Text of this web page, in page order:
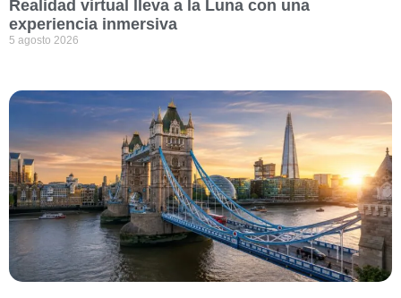
Realidad virtual lleva a la Luna con una
experiencia inmersiva
5 agosto 2026